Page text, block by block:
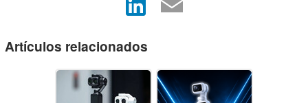
Artículos relacionados